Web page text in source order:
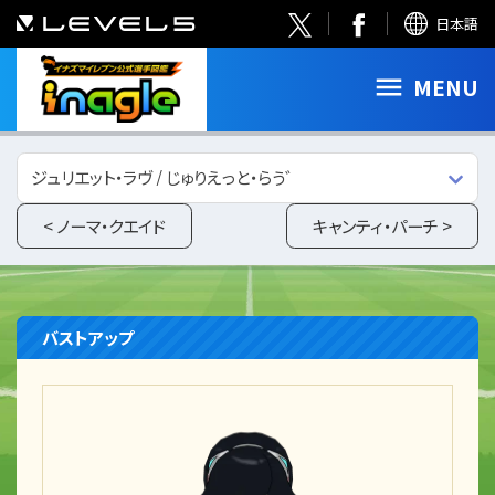
日本語
MENU
< ノーマ・クエイド
ジュリエット・ラヴ / じゅりえっと・らう゛
キャンティ・パーチ >
バストアップ